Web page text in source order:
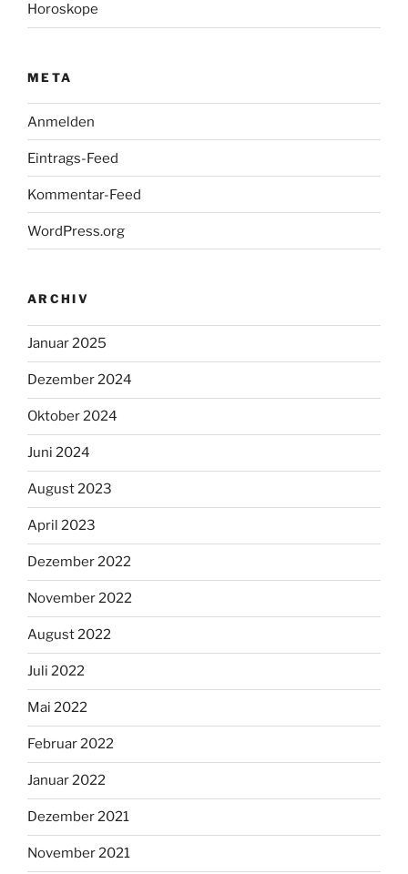
Horoskope
META
Anmelden
Eintrags-Feed
Kommentar-Feed
WordPress.org
ARCHIV
Januar 2025
Dezember 2024
Oktober 2024
Juni 2024
August 2023
April 2023
Dezember 2022
November 2022
August 2022
Juli 2022
Mai 2022
Februar 2022
Januar 2022
Dezember 2021
November 2021